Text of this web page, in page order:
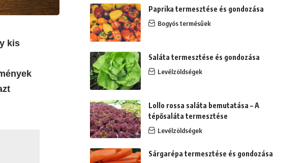
kis
Paprika termesztése és gondozása
Bogyós termésűek
Saláta termesztése és gondozása
Levélzöldségek
Lollo rossa saláta bemutatása – A
tépősaláta termesztése
Levélzöldségek
Sárgarépa termesztése és gondozása